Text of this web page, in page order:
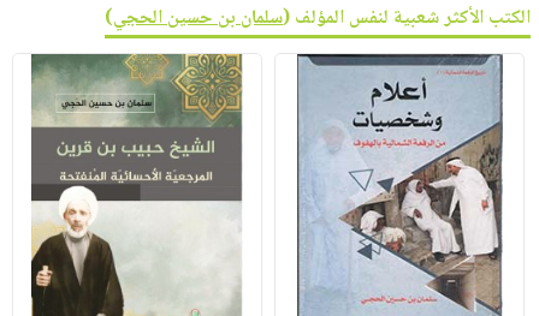
الكتب الأكثر شعبية لنفس المؤلف (سلمان بن حسين الحجي)